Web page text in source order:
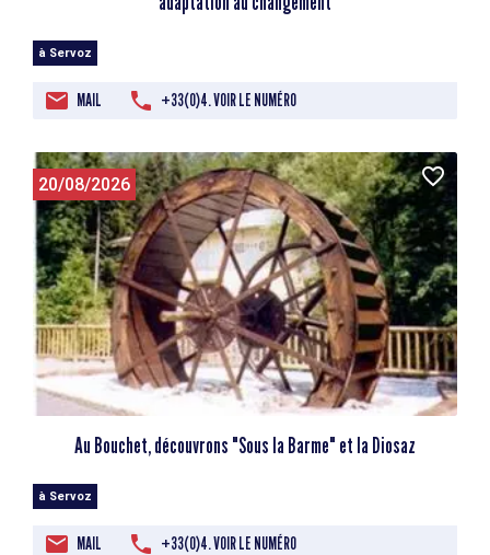
à Servoz
MAIL +33(0)4. VOIR LE NUMÉRO
20/08/2026
Au Bouchet, découvrons "Sous la Barme" et la Diosaz
à Servoz
MAIL +33(0)4. VOIR LE NUMÉRO